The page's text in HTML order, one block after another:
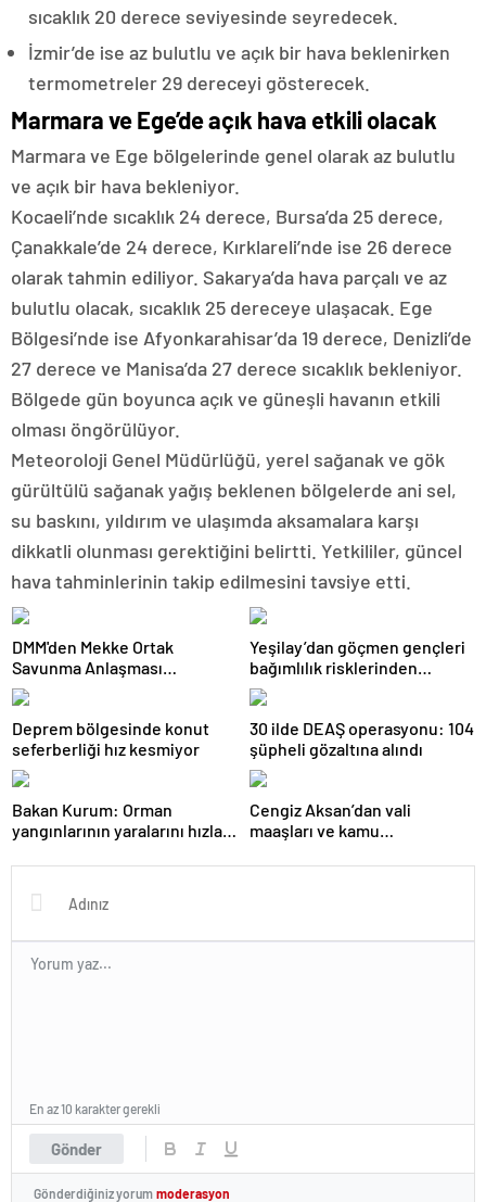
sıcaklık 20 derece seviyesinde seyredecek.
İzmir’de ise az bulutlu ve açık bir hava beklenirken
termometreler 29 dereceyi gösterecek.
Marmara ve Ege’de açık hava etkili olacak
Marmara ve Ege bölgelerinde genel olarak az bulutlu
ve açık bir hava bekleniyor.
Kocaeli’nde sıcaklık 24 derece, Bursa’da 25 derece,
Çanakkale’de 24 derece, Kırklareli’nde ise 26 derece
olarak tahmin ediliyor. Sakarya’da hava parçalı ve az
bulutlu olacak, sıcaklık 25 dereceye ulaşacak. Ege
Bölgesi’nde ise Afyonkarahisar’da 19 derece, Denizli’de
27 derece ve Manisa’da 27 derece sıcaklık bekleniyor.
Bölgede gün boyunca açık ve güneşli havanın etkili
olması öngörülüyor.
Meteoroloji Genel Müdürlüğü, yerel sağanak ve gök
gürültülü sağanak yağış beklenen bölgelerde ani sel,
su baskını, yıldırım ve ulaşımda aksamalara karşı
dikkatli olunması gerektiğini belirtti. Yetkililer, güncel
hava tahminlerinin takip edilmesini tavsiye etti.
DMM'den Mekke Ortak
Savunma Anlaşması
iddialarına açıklama
Yeşilay’dan göçmen gençleri
bağımlılık risklerinden
koruyacak uluslararası model
Deprem bölgesinde konut
seferberliği hız kesmiyor
30 ilde DEAŞ operasyonu: 104
şüpheli gözaltına alındı
Bakan Kurum: Orman
yangınlarının yaralarını hızla
Cengiz Aksan’dan vali
maaşları ve kamu
değerlendirmesi
Gönder
En az 10 karakter gerekli
Gönderdiğiniz yorum moderasyon